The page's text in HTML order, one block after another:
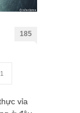
185
vỉa